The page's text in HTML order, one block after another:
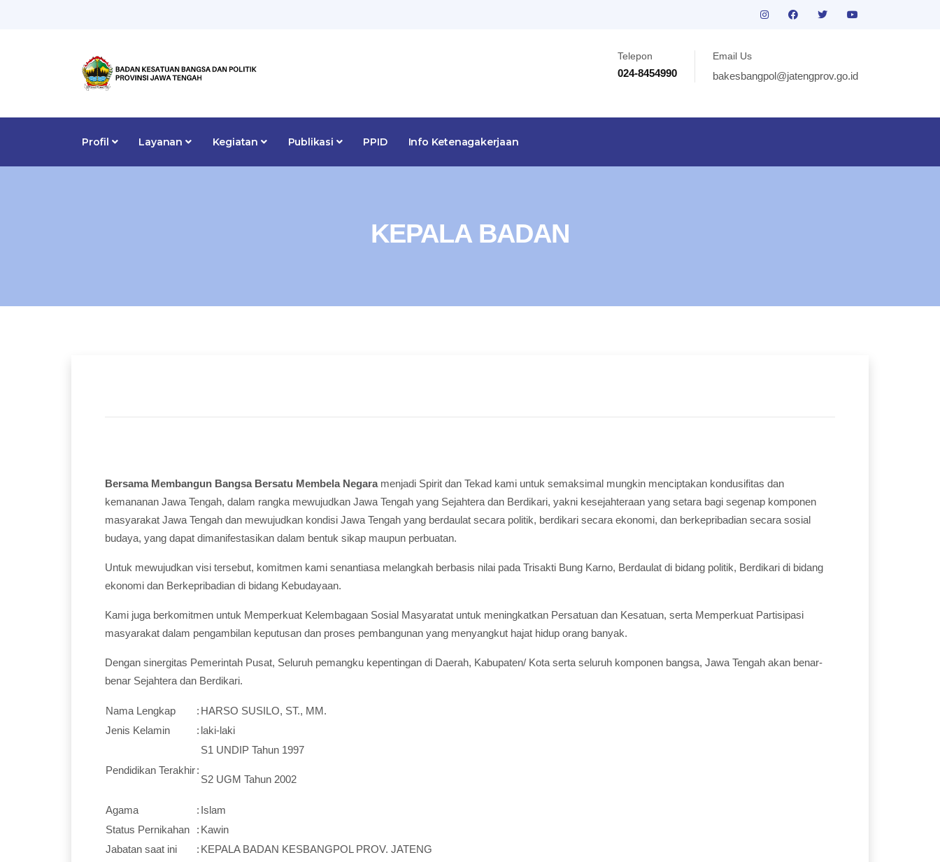
Telepon
024-8454990
Email Us
bakesbangpol@jatengprov.go.id
Profil Layanan Kegiatan Publikasi PPID Info Ketenagakerjaan
KEPALA BADAN
Bersama Membangun Bangsa Bersatu Membela Negaramenjadi Spirit dan Tekad kami untuk semaksimal mungkin menciptakan kondusifitas dan
kemananan Jawa Tengah, dalam rangka mewujudkan Jawa Tengah yang Sejahtera dan Berdikari, yakni kesejahteraan yang setara bagi segenap komponen
masyarakat Jawa Tengah dan mewujudkan kondisi Jawa Tengah yang berdaulat secara politik, berdikari secara ekonomi, dan berkepribadian secara sosial
budaya, yang dapat dimanifestasikan dalam bentuk sikap maupun perbuatan.
Untuk mewujudkan visi tersebut, komitmen kami senantiasa melangkah berbasis nilai pada Trisakti Bung Karno, Berdaulat di bidang politik, Berdikari di bidang
ekonomi dan Berkepribadian di bidang Kebudayaan.
Kami juga berkomitmen untuk Memperkuat Kelembagaan Sosial Masyaratat untuk meningkatkan Persatuan dan Kesatuan, serta Memperkuat Partisipasi
masyarakat dalam pengambilan keputusan dan proses pembangunan yang menyangkut hajat hidup orang banyak.
Dengan sinergitas Pemerintah Pusat, Seluruh pemangku kepentingan di Daerah, Kabupaten/ Kota serta seluruh komponen bangsa, Jawa Tengah akan benar-
benar Sejahtera dan Berdikari.
Nama Lengkap : HARSO SUSILO, ST., MM.
Jenis Kelamin
: laki-laki
Pendidikan Terakhir:
S1 UNDIP Tahun 1997
S2 UGM Tahun 2002
Agama : Islam
Status Pernikahan
: Kawin
Jabatan saat ini
: KEPALA BADAN KESBANGPOL PROV. JATENG